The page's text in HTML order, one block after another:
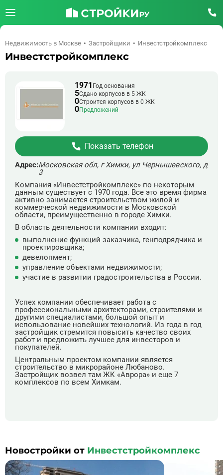
Недвижимость в Москве Застройщики Инвестстройкомплекс
Инвестстройкомплекс
1971 Год основания
5Сдано корпусов в 5 ЖК
0Строится корпусов в 0 ЖК
0Предложений
Показать телефон
Адрес:Московская обл, г Химки, ул Чернышевского, д
3
Компания «Инвестстройкомплекс» по некоторым
данным существует с 1970 года. Все это время фирма
активно занимается строительством жилой и
коммерческой недвижимости в Московской
области, преимущественно в городе Химки.
В область деятельности компании входит:
выполнение функций заказчика, генподрядчика и
проектировщика;
девелопмент;
управление объектами недвижимости;
участие в развитии градостроительства в России.
Успех компании обеспечивает работа с
профессиональными архитекторами, строителями и
другими специалистами, большой опыт и
использование новейших технологий. Из года в год
застройщик стремится повысить качество своих
работ и предложить лучшее для инвесторов и
покупателей.
Центральным проектом компании является
строительство в микрорайоне Любаново.
Застройщик возвел там ЖК «Аврора» и еще 7
комплексов по всем Химкам.
Новостройки от Инвестстройкомплекс